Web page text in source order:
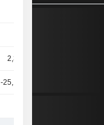
2,32 Md
-25,12 Md